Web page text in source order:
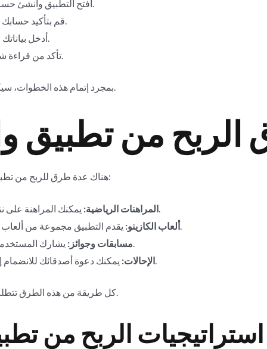
افتح التطبيق وأنشئ حساباً جديداً باستخدام بريدك الإلكتروني.
قم بتأكيد حسابك من خلال الرابط المرسل إلى بريدك.
أدخل بياناتك الشخصية واحتفظ بكلمة مرور قوية.
تأكد من قراءة شروط الاستخدام قبل إتمام التسجيل.
بمجرد إتمام هذه الخطوات، سيكون لديك حساب يمكنك من خلاله بدء الربح.
الربح من تطبيق
هناك عدة طرق للربح من تطبيق وان اكس بت. إليك بعض الطرق الشائعة:
المراهنات الرياضية:يمكنك المراهنة على نتائج المباريات في مختلف الرياضات.
ألعاب الكازينو:يقدم التطبيق مجموعة من ألعاب الكازينو التي يمكنك من خلالها الربح.
مسابقات وجوائز:يشارك المستخدمون في مسابقات للفوز بجوائز قيمة.
الإحالات:يمكنك دعوة أصدقائك للانضمام إلى التطبيق والحصول على مكافآت.
كل طريقة من هذه الطرق تتطلب استراتيجيات معينة لضمان تحقيق الأرباح.
استراتيجيات الربح من